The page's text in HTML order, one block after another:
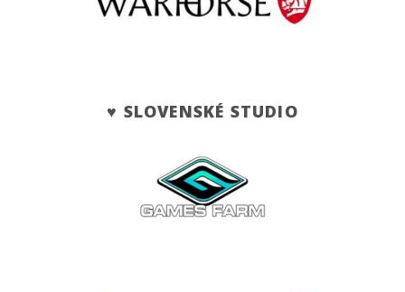
♥ SLOVENSKÉ STUDIO